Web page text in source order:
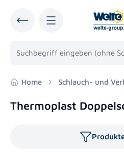
Home Schlauch- und
Thermoplast